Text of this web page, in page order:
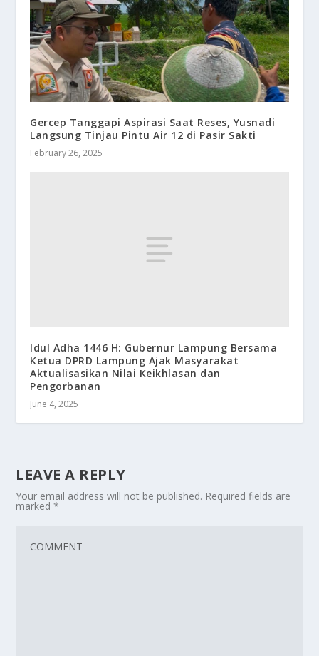
Gercep Tanggapi Aspirasi Saat Reses, Yusnadi
Langsung Tinjau Pintu Air 12 di Pasir Sakti
February 26, 2025
Idul Adha 1446 H: Gubernur Lampung Bersama
Ketua DPRD Lampung Ajak Masyarakat
Aktualisasikan Nilai Keikhlasan dan
Pengorbanan
June 4, 2025
LEAVE A REPLY
Your email address will not be published. Required fields are
marked*